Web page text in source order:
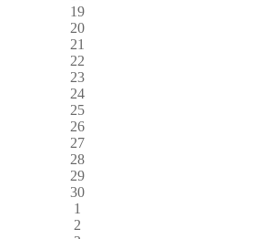
19
20
21
22
23
24
25
26
27
28
29
30
1
2